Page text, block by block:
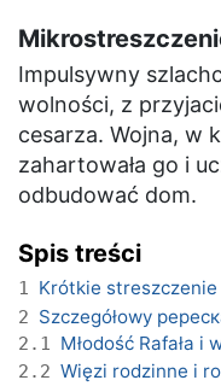
Impulsywny
wolności, z
cesarza. Wojna, w
zahartowała go i
odbudować dom.
Spis treści
1 Krótkie streszczenie
2 Szczegółowy
2.1 Młodość Rafała i
2.2 Więzi rodzinne i